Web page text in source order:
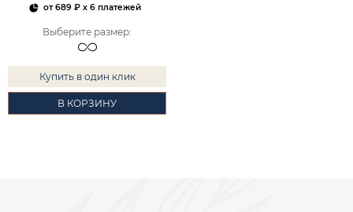
от689 ₽x 6 платежей
Выберите размер:
Купить в один клик
В КОРЗИНУ